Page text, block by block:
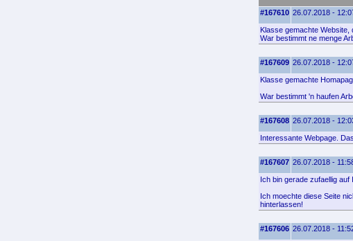
#167610 26.07.2018 -
Klasse gemachte Website,
War bestimmt ne menge
#167609 26.07.2018 -
Klasse gemachte
War bestimmt 'n haufen
#167608 26.07.2018 -
Interessante Webpage.
#167607 26.07.2018 -
Ich bin gerade zufaellig
Ich moechte diese Seite
hinterlassen!
#167606 26.07.2018 -